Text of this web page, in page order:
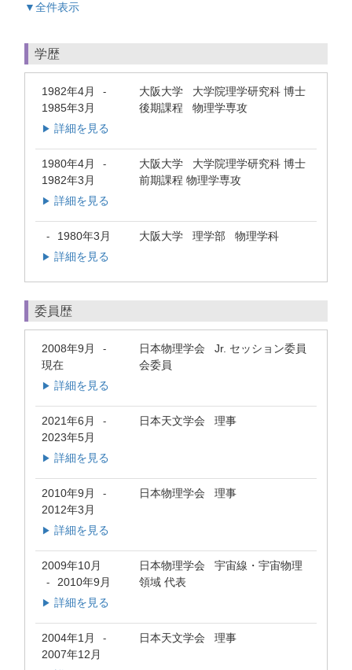
▼全件表示
学歴
1982年4月 -
1985年3月
大阪大学 大学院理学研究科 博士
後期課程 物理学専攻
▶ 詳細を見る
1980年4月 -
1982年3月
大阪大学 大学院理学研究科 博士
前期課程 物理学専攻
▶ 詳細を見る
- 1980年3月 大阪大学 理学部 物理学科
▶ 詳細を見る
委員歴
2008年9月 -
現在
日本物理学会 Jr. セッション委員
会委員
▶ 詳細を見る
2021年6月 -
2023年5月
日本天文学会 理事
▶ 詳細を見る
2010年9月 -
2012年3月
日本物理学会 理事
▶ 詳細を見る
2009年10月
- 2010年9月
日本物理学会 宇宙線・宇宙物理
領域 代表
▶ 詳細を見る
2004年1月 -
2007年12月
日本天文学会 理事